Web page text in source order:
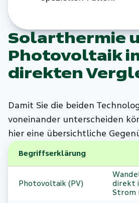
Solarthermie
Photovoltaik
direkten
Damit Sie die beiden
voneinander unterscheiden
hier eine übersichtliche
Begriffserklärung
Photovoltaik (PV)
direkt
Strom